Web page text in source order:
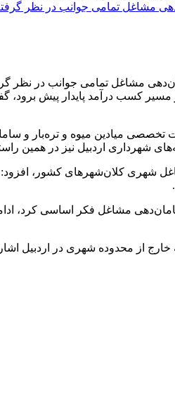
مشاغل تمامی جوانب در نظر
مسیر کسب درآمد پایدار پیش
میادین میوه و تره‌بار و
شهرداری اردبیل نیز در همین
شهری کلان‌شهرهای کشور،
سامان‌دهی مشاغل فکر اساسی کرد،
خارج از محدوده شهری در